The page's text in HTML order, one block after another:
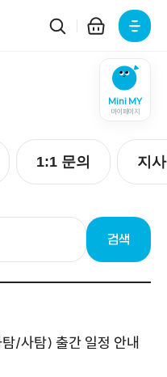
1:1 문의 지
검색
/사탐) 출간 일정 안내
Mini MY
마이페이지